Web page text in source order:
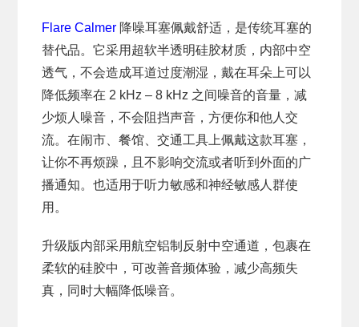
Flare Calmer 降噪耳塞佩戴舒适，是传统耳塞的
替代品。它采用超软半透明硅胶材质，内部中空
透气，不会造成耳道过度潮湿，戴在耳朵上可以
降低频率在 2 kHz – 8 kHz 之间噪音的音量，减
少烦人噪音，不会阻挡声音，方便你和他人交
流。在闹市、餐馆、交通工具上佩戴这款耳塞，
让你不再烦躁，且不影响交流或者听到外面的广
播通知。也适用于听力敏感和神经敏感人群使
用。
升级版内部采用航空铝制反射中空通道，包裹在
柔软的硅胶中，可改善音频体验，减少高频失
真，同时大幅降低噪音。